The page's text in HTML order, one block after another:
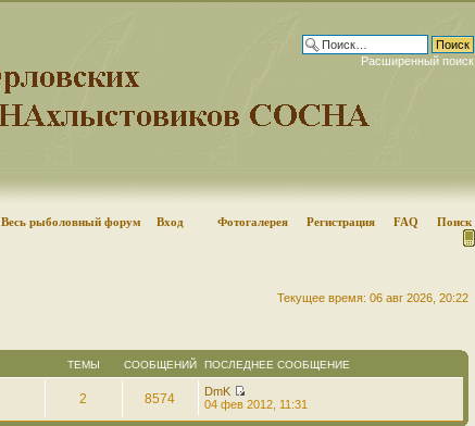
Расширенный поиск
Весь рыболовный форум Вход Фотогалерея Регистрация FAQ Поиск
Текущее время: 06 авг 2026, 20:22
ТЕМЫ СООБЩЕНИЙ ПОСЛЕДНЕЕ СООБЩЕНИЕ
2 8574
DmK
04 фев 2012, 11:31